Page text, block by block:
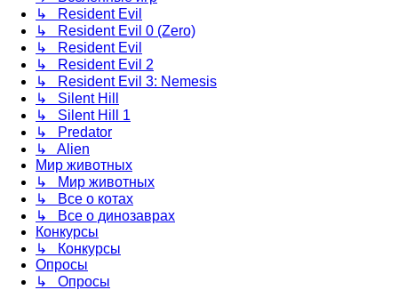
↳ Resident Evil
↳ Resident Evil 0 (Zero)
↳ Resident Evil
↳ Resident Evil 2
↳ Resident Evil 3: Nemesis
↳ Silent Hill
↳ Silent Hill 1
↳ Predator
↳ Alien
Мир животных
↳ Мир животных
↳ Все о котах
↳ Все о динозаврах
Конкурсы
↳ Конкурсы
Опросы
↳ Опросы